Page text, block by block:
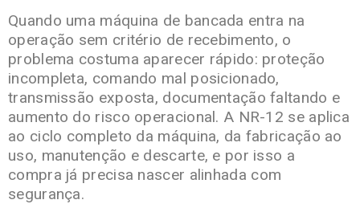
Quando uma máquina de bancada entra na
operação sem critério de recebimento, o
problema costuma aparecer rápido: proteção
incompleta, comando mal posicionado,
transmissão exposta, documentação faltando e
aumento do risco operacional. A NR-12 se aplica
ao ciclo completo da máquina, da fabricação ao
uso, manutenção e descarte, e por isso a
compra já precisa nascer alinhada com
segurança.